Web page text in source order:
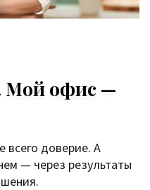
Мой офис —
доверие. А
— через результаты